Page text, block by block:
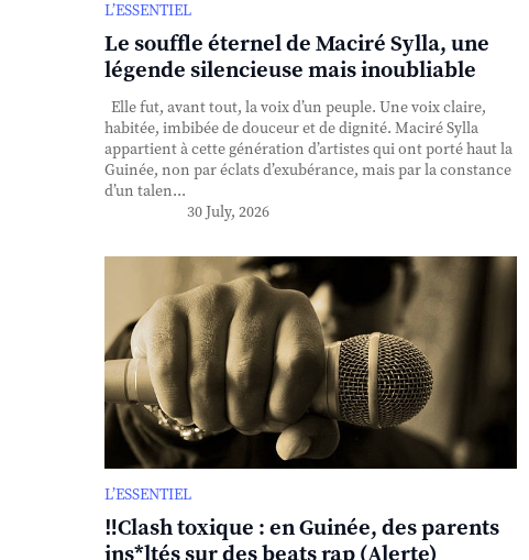
L’ESSENTIEL
Le souffle éternel de Maciré Sylla, une
légende silencieuse mais inoubliable
Elle fut, avant tout, la voix d’un peuple. Une voix claire,
habitée, imbibée de douceur et de dignité. Maciré Sylla
appartient à cette génération d’artistes qui ont porté haut la
Guinée, non par éclats d’exubérance, mais par la constance
d’un talen...
30 July, 2026
L’ESSENTIEL
‼️Clash toxique : en Guinée, des parents